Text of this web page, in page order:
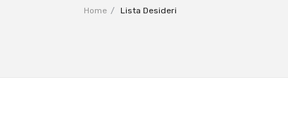
Home / Lista Desideri